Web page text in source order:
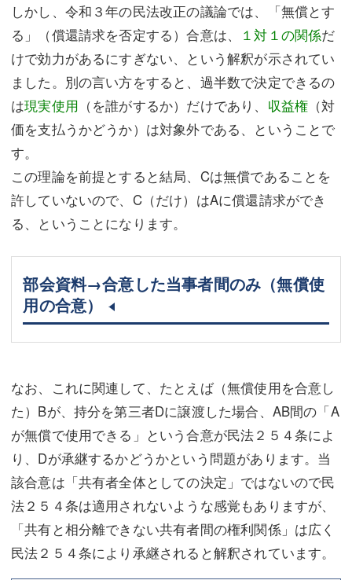
しかし、令和３年の民法改正の議論では、「無償とす
る」（償還請求を否定する）合意は、
１対１の関係だ
けで効力があるにすぎない、という解釈が示されてい
ました。別の言い方をすると、過半数で決定できるの
は現実使用 （を誰がするか）だけであり、 収益権 （対
価を支払うかどうか）は対象外である、ということで
す。
この理論を前提とすると結局、Cは無償であることを
許していないので、C（だけ）はAに償還請求ができ
る、ということになります。
部会資料→合意した当事者間のみ（無償使
用の合意）
なお、これに関連して、たとえば（無償使用を合意し
た）Bが、持分を第三者Dに譲渡した場合、AB間の「A
が無償で使用できる」という合意が民法２５４条によ
り、Dが承継するかどうかという問題があります。当
該合意は「共有者全体としての決定」ではないので民
法２５４条は適用されないような感覚もありますが、
「共有と相分離できない共有者間の権利関係」は広く
民法２５４条により承継されると解釈されています。